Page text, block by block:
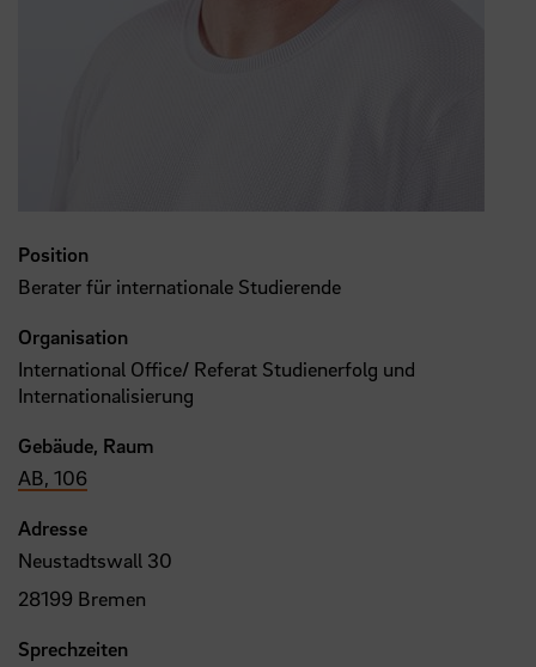
Position
Berater für internationale Studierende
Organisation
International Office/ Referat Studienerfolg und
Internationalisierung
Gebäude, Raum
AB, 106
Adresse
Neustadtswall 30
28199 Bremen
Sprechzeiten